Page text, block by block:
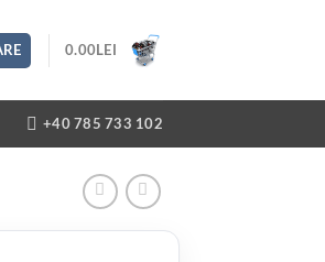
0.00 LEI
+40 785 733 102